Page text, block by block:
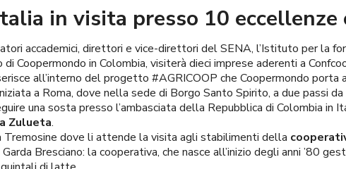
in visita presso 10
accademici, direttori e vice-direttori del SENA, l’Istituto per la
Coopermondo in Colombia, visiterà dieci imprese aderenti a
all’interno del progetto #AGRICOOP che Coopermondo porta
a Roma, dove nella sede di Borgo Santo Spirito, a due passi
una sosta presso l’ambasciata della Repubblica di Colombia
Zulueta.
Tremosine dove li attende la visita agli stabilimenti della
Bresciano: la cooperativa, che nasce all’inizio degli anni ’80